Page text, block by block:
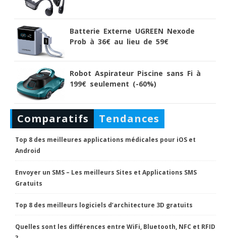
Batterie Externe UGREEN Nexode
Prob à 36€ au lieu de 59€
Robot Aspirateur Piscine sans Fi à
199€ seulement (-60%)
Comparatifs Tendances
Top 8 des meilleures applications médicales pour iOS et
Android
Envoyer un SMS – Les meilleurs Sites et Applications SMS
Gratuits
Top 8 des meilleurs logiciels d’architecture 3D gratuits
Quelles sont les différences entre WiFi, Bluetooth, NFC et RFID